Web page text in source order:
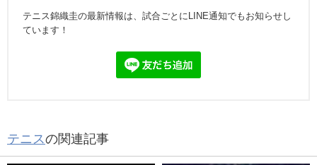
テニス錦織圭の最新情報は、試合ごとにLINE通知でもお知らせし
ています！
テニスの関連記事